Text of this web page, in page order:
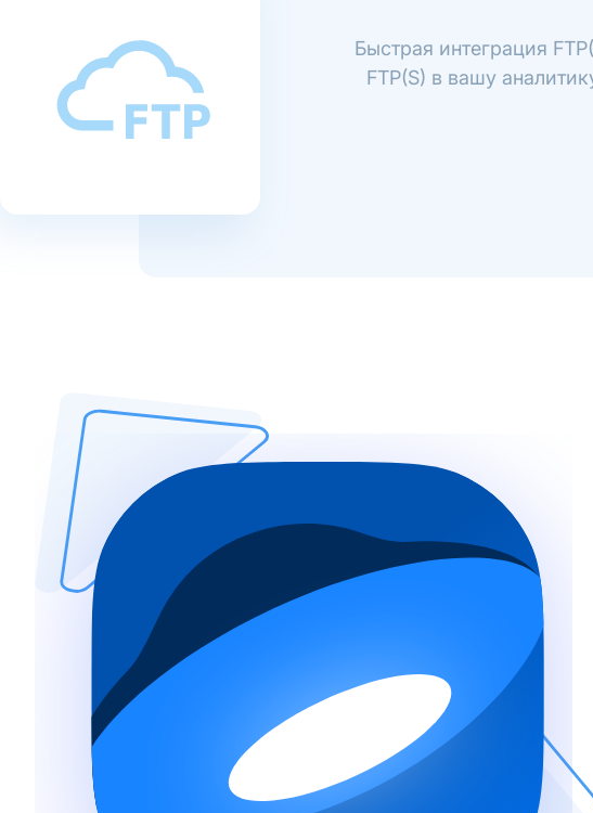
Быстрая интеграция
FTP(S) в вашу